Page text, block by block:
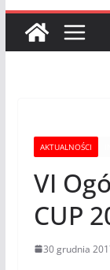
AKTUALNOŚCI
VI
CUP
30 grudnia